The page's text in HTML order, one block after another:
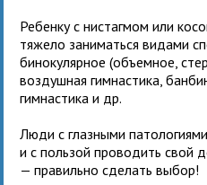
Ребенку с нистагмом или
тяжело заниматься видами
бинокулярное (объемное,
воздушная гимнастика,
гимнастика и др.
Люди с глазными
и с пользой проводить свой
—правильно сделать выбор!